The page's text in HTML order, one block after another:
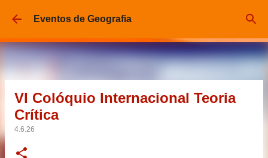
Pular para o conteúdo principal
Eventos de Geografia
VI Colóquio Internacional Teoria
Crítica
4.6.26